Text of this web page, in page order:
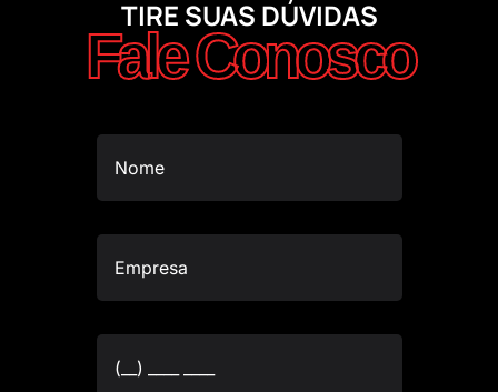
TIRE SUAS DÚVIDAS
Fale Conosco